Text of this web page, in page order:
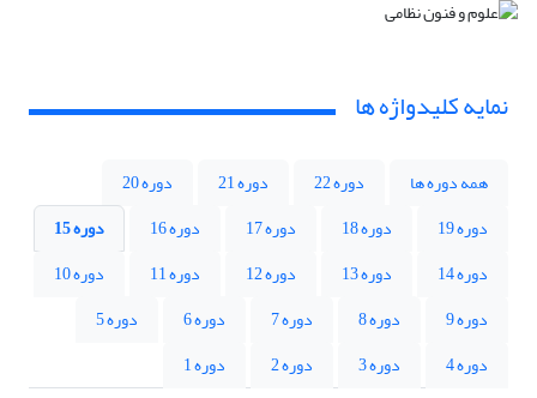
نمایه کلیدواژه ها
همه دوره ها دوره 22 دوره 21
دوره 20
دوره 19
دوره 18 دوره 17 دوره 16
دوره 15
دوره 14
دوره 13 دوره 12 دوره 11
دوره 10
دوره 9
دوره 8 دوره 7 دوره 6
دوره 5
دوره 4
دوره 3 دوره 2
دوره 1